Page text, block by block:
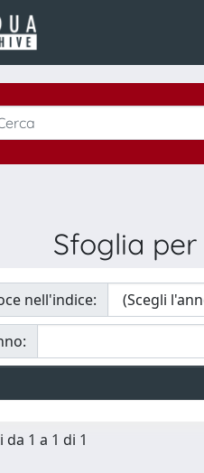
Sfoglia
nell'indice:
1 a 1 di 1